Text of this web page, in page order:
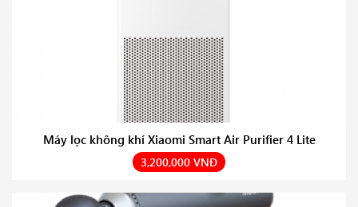
Máy lọc không khí Xiaomi Smart Air Purifier 4 Lite
3,200,000 VNĐ